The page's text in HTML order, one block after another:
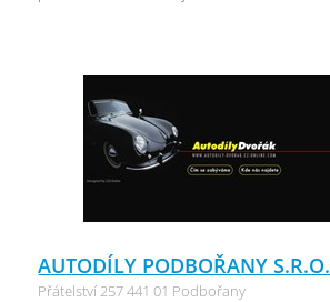
AUTODÍLY PODBOŘANY S.R.O.
Přátelství 257 441 01 Podbořany